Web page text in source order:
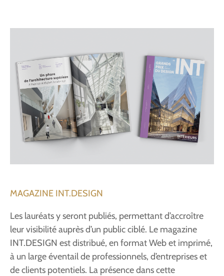
MAGAZINE INT.DESIGN
Les lauréats y seront publiés, permettant d’accroître
leur visibilité auprès d’un public ciblé. Le magazine
INT.DESIGN est distribué, en format Web et imprimé,
à un large éventail de professionnels, d’entreprises et
de clients potentiels. La présence dans cette